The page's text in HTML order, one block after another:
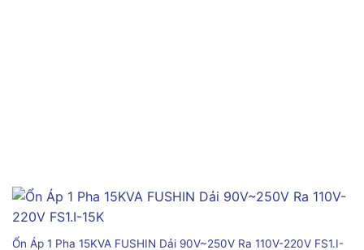
Ổn Áp 1 Pha 15KVA FUSHIN Dải 90V~250V Ra 110V-220V FS1.I-